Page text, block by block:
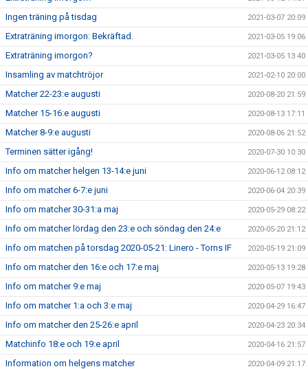
Ingen träning på tisdag 2021-03-07 20:09
Extraträning imorgon: Bekräftad. 2021-03-05 19:06
Extraträning imorgon? 2021-03-05 13:40
Insamling av matchtröjor 2021-02-10 20:00
Matcher 22-23:e augusti 2020-08-20 21:59
Matcher 15-16:e augusti 2020-08-13 17:11
Matcher 8-9:e augusti 2020-08-06 21:52
Terminen sätter igång! 2020-07-30 10:30
Info om matcher helgen 13-14:e juni 2020-06-12 08:12
Info om matcher 6-7:e juni 2020-06-04 20:39
Info om matcher 30-31:a maj 2020-05-29 08:22
Info om matcher lördag den 23:e och söndag den 24:e 2020-05-20 21:12
Info om matchen på torsdag 2020-05-21: Linero - Torns IF 2020-05-19 21:09
Info om matcher den 16:e och 17:e maj 2020-05-13 19:28
Info om matcher 9:e maj 2020-05-07 19:43
Info om matcher 1:a och 3:e maj 2020-04-29 16:47
Info om matcher den 25-26:e april 2020-04-23 20:34
Matchinfo 18:e och 19:e april 2020-04-16 21:57
Information om helgens matcher 2020-04-09 21:17